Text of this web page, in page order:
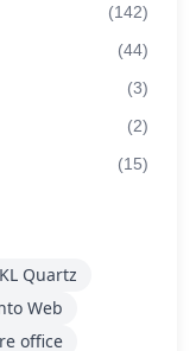
(142)
(44)
(3)
(2)
(15)
Quartz
Web
office